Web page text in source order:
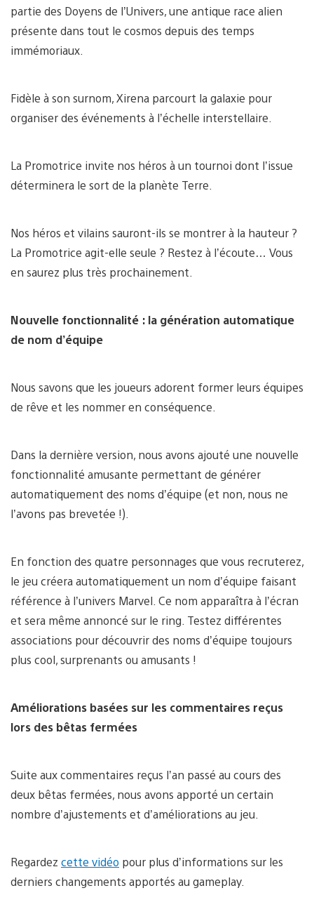
partie des Doyens de l’Univers, une antique race alien
présente dans tout le cosmos depuis des temps
immémoriaux.
Fidèle à son surnom, Xirena parcourt la galaxie pour
organiser des événements à l’échelle interstellaire.
La Promotrice invite nos héros à un tournoi dont l’issue
déterminera le sort de la planète Terre.
Nos héros et vilains sauront-ils se montrer à la hauteur ?
La Promotrice agit-elle seule ? Restez à l’écoute… Vous
en saurez plus très prochainement.
Nouvelle fonctionnalité : la génération automatique
de nom d’équipe
Nous savons que les joueurs adorent former leurs équipes
de rêve et les nommer en conséquence.
Dans la dernière version, nous avons ajouté une nouvelle
fonctionnalité amusante permettant de générer
automatiquement des noms d’équipe (et non, nous ne
l’avons pas brevetée !).
En fonction des quatre personnages que vous recruterez,
le jeu créera automatiquement un nom d’équipe faisant
référence à l’univers Marvel. Ce nom apparaîtra à l’écran
et sera même annoncé sur le ring. Testez différentes
associations pour découvrir des noms d’équipe toujours
plus cool, surprenants ou amusants !
Améliorations basées sur les commentaires reçus
lors des bêtas fermées
Suite aux commentaires reçus l’an passé au cours des
deux bêtas fermées, nous avons apporté un certain
nombre d’ajustements et d’améliorations au jeu.
Regardez cette vidéo pour plus d’informations sur les
derniers changements apportés au gameplay.